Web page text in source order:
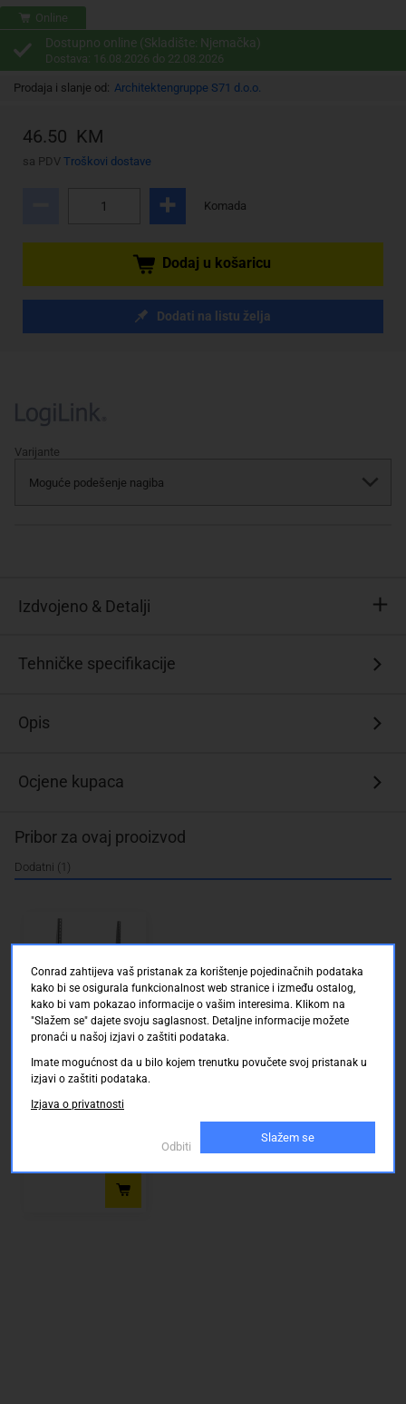
Online
Dostupno online (Skladište: Njemačka)
Dostava: 16.08.2026 do 22.08.2026
Prodaja i slanje od: Architektengruppe S71 d.o.o.
46.50 KM
sa PDV Troškovi dostave
Komada
Dodaj u košaricu
Dodati na listu želja
Varijante
Izdvojeno & Detalji
Tip
savijana
VESA
600x400
Prikladno
za
zaslona
cm
(37")
177,8
(70")
Nosivost
Tehničke specifikacije
Opis
Ocjene kupaca
Pribor za ovaj prooizvod
Dodatni (1)
Zidni držač za TV 94,0
cm (37") - 177,8 cm
(70") Mogučnost
Wallhalterung,
37"-70", neigbar, small
Conrad Electronic SE
Dostupno online
Dostava: 16.08.2026 d
o 22.08.2026
Conrad zahtijeva vaš pristanak za korištenje pojedinačnih podataka
kako bi se osigurala funkcionalnost web stranice i između ostalog,
kako bi vam pokazao informacije o vašim interesima. Klikom na
"Slažem se" dajete svoju saglasnost. Detaljne informacije možete
pronaći u našoj izjavi o zaštiti podataka.
Imate mogućnost da u bilo kojem trenutku povučete svoj pristanak u
izjavi o zaštiti podataka.
Izjava o privatnosti
Odbiti
Slažem se